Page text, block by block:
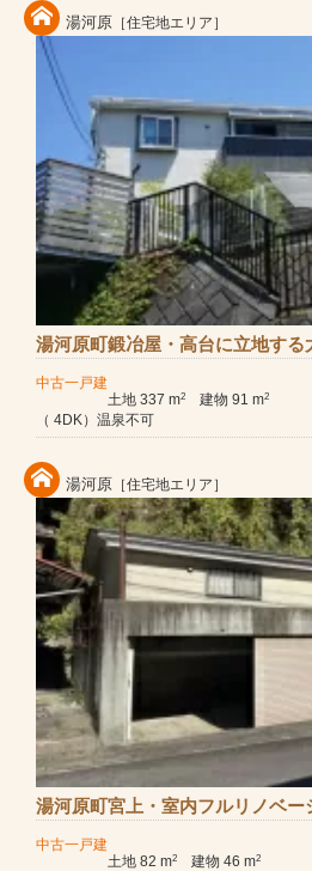
湯河原 ［住宅地エリア］
湯河原町鍛冶屋・高台に立地する
中古一戸建
土地 337 m2 建物 91 m2
（ 4DK）温泉不可
湯河原 ［住宅地エリア］
湯河原町宮上・室内フルリノベー
中古一戸建
土地 82 m2 建物 46 m2